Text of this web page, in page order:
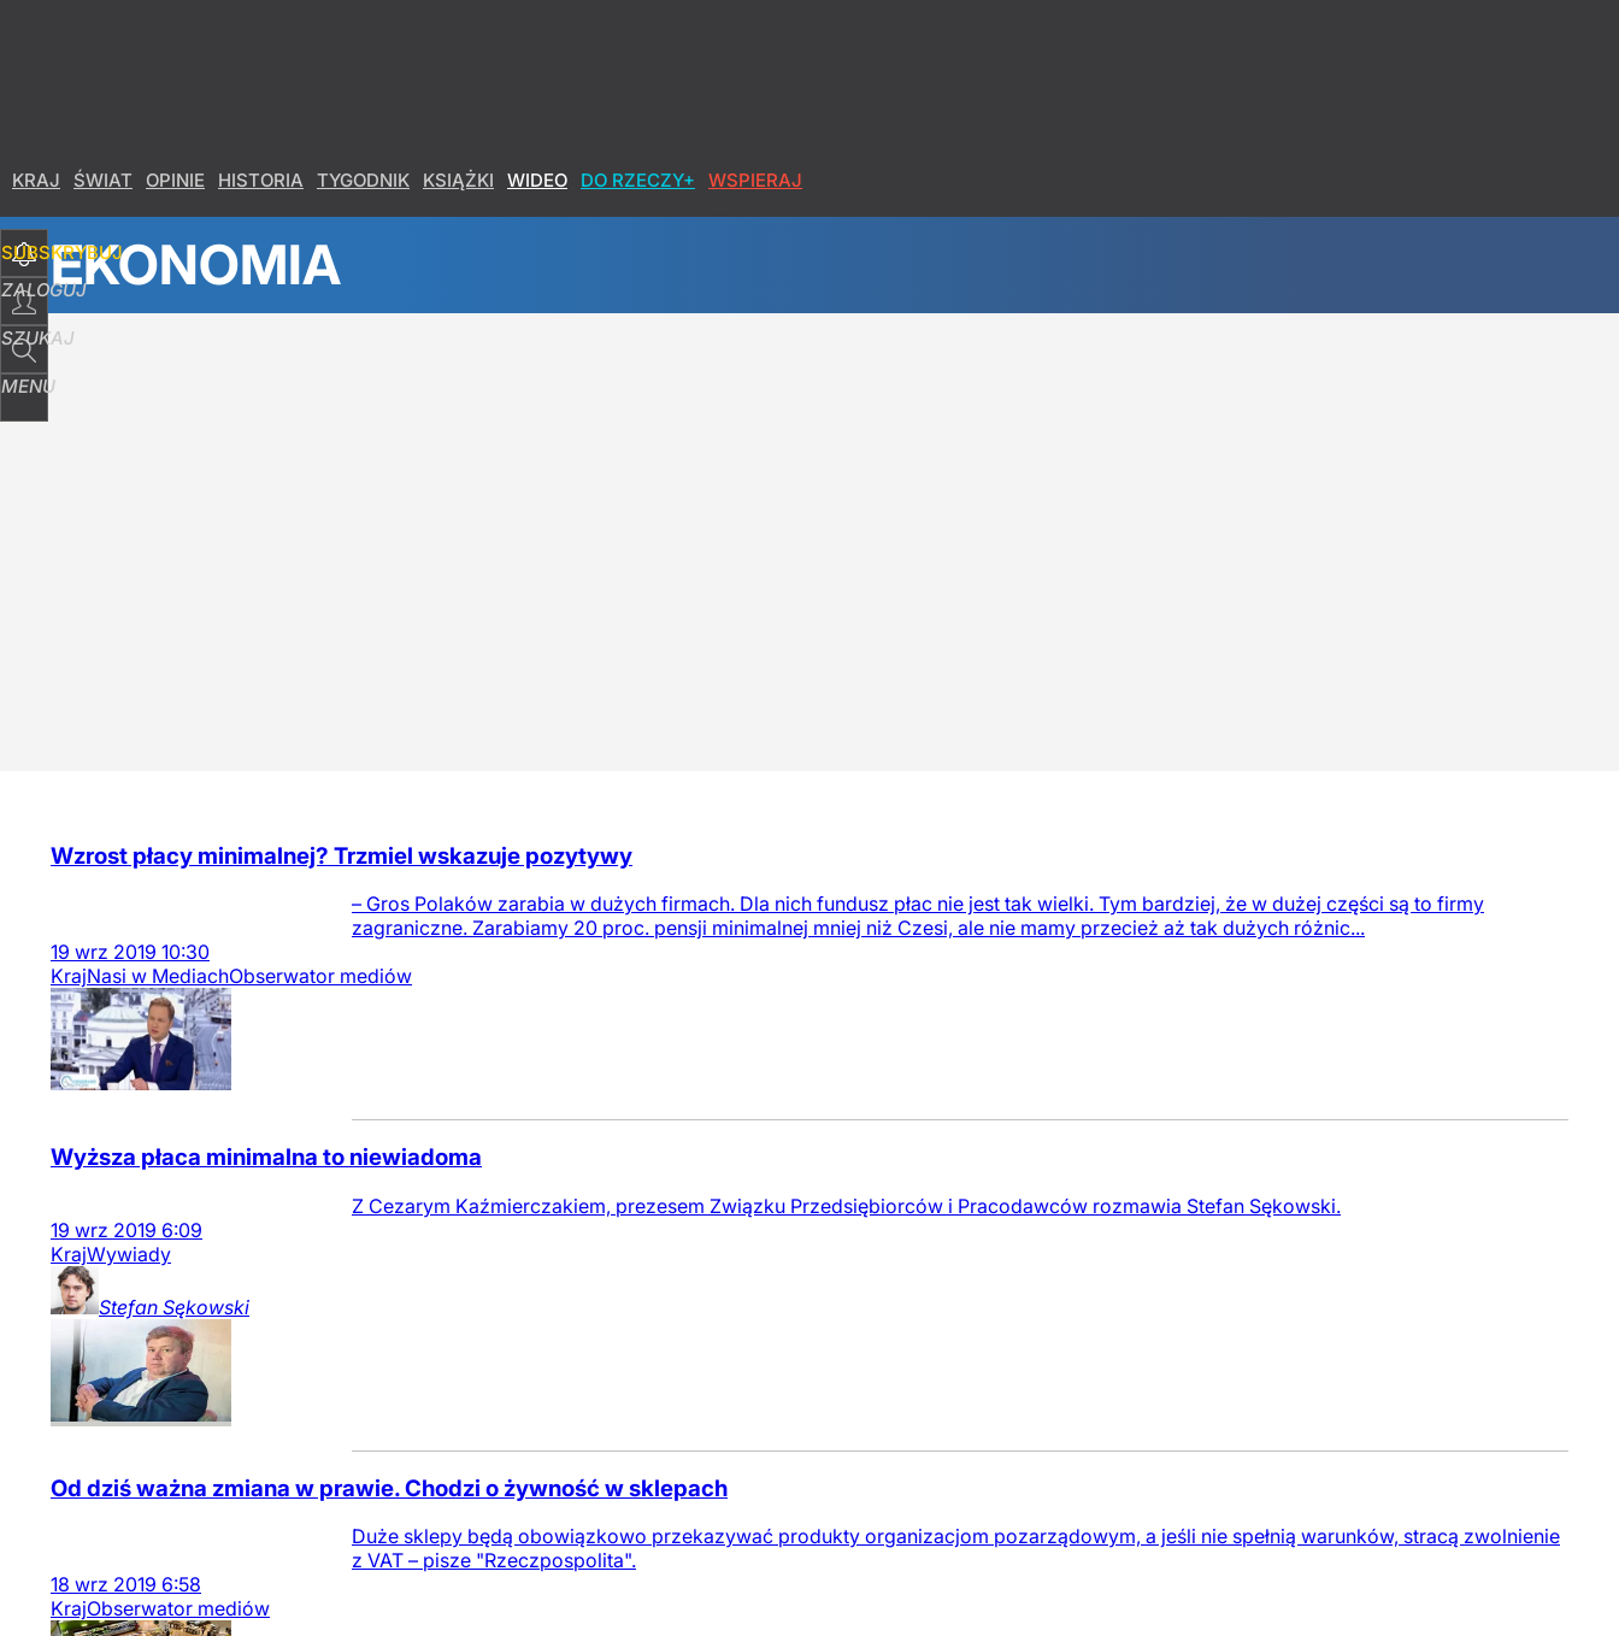
KRAJ ŚWIAT OPINIE HISTORIA TYGODNIK KSIĄŻKI WIDEO DO RZECZY+ WSPIERAJ
SUBSKRYBUJ
ZALOGUJ
SZUKAJ
MENU
EKONOMIA
Wzrost płacy minimalnej? Trzmiel wskazuje pozytywy
– Gros Polaków zarabia w dużych firmach. Dla nich fundusz płac nie jest tak wielki. Tym bardziej, że w dużej części są to firmy
zagraniczne. Zarabiamy 20 proc. pensji minimalnej mniej niż Czesi, ale nie mamy przecież aż tak dużych różnic...
19 wrz 2019 10:30
KrajNasi w MediachObserwator mediów
Wyższa płaca minimalna to niewiadoma
Z Cezarym Kaźmierczakiem, prezesem Związku Przedsiębiorców i Pracodawców rozmawia Stefan Sękowski.
19 wrz 2019 6:09
KrajWywiady
Stefan Sękowski
Od dziś ważna zmiana w prawie. Chodzi o żywność w sklepach
Duże sklepy będą obowiązkowo przekazywać produkty organizacjom pozarządowym, a jeśli nie spełnią warunków, stracą zwolnienie
z VAT – pisze "Rzeczpospolita".
18 wrz 2019 6:58
KrajObserwator mediów